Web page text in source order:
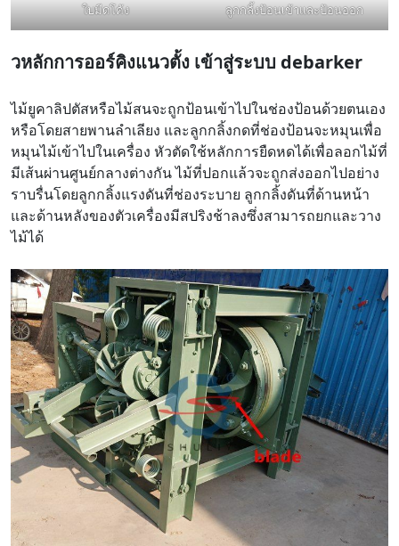
ใบมีดโค้ง ลูกกลิ้งป้อนเข้าและป้อนออก
วหลักการออร์คิงแนวตั้ง เข้าสู่ระบบ debarker
ไม้ยูคาลิปตัสหรือไม้สนจะถูกป้อนเข้าไปในช่องป้อนด้วยตนเอง
หรือโดยสายพานลำเลียง และลูกกลิ้งกดที่ช่องป้อนจะหมุนเพื่อ
หมุนไม้เข้าไปในเครื่อง หัวตัดใช้หลักการยืดหดได้เพื่อลอกไม้ที่
มีเส้นผ่านศูนย์กลางต่างกัน ไม้ที่ปอกแล้วจะถูกส่งออกไปอย่าง
ราบรื่นโดยลูกกลิ้งแรงดันที่ช่องระบาย ลูกกลิ้งดันที่ด้านหน้า
และด้านหลังของตัวเครื่องมีสปริงช้าลงซึ่งสามารถยกและวาง
ไม้ได้